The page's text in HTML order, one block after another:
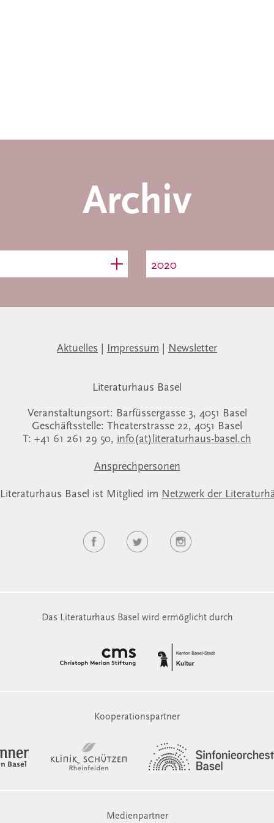
Archiv
2020
Aktuelles Impressum Newsletter
Literaturhaus Basel
Veranstaltungsort: Barfüssergasse 3, 4051 Basel
Geschäftsstelle: Theaterstrasse 22, 4051 Basel
T: +41 61 261 29 50, info(at)literaturhaus-basel.ch
Ansprechpersonen
Basel ist Mitglied im Netzwerk der
Das Literaturhaus Basel wird ermöglicht durch
Kooperationspartner
Medienpartner